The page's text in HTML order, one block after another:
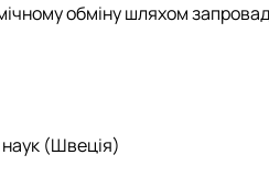
обміну шляхом
(Швеція)